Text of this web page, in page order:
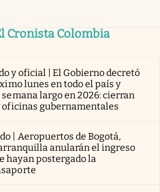
Cronista Colombia
y oficial | El Gobierno decretó
lunes en todo el país y
largo en 2026: cierran
oficinas gubernamentales
| Aeropuertos de Bogotá,
anularán el ingreso
hayan postergado la